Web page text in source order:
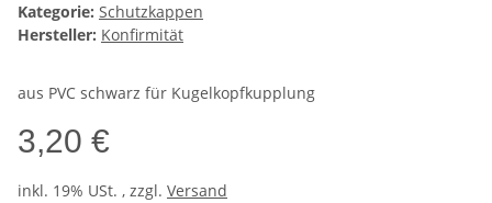
Kategorie: Schutzkappen
Hersteller: Konfirmität
aus PVC schwarz für Kugelkopfkupplung
3,20 €
inkl. 19% USt. , zzgl. Versand